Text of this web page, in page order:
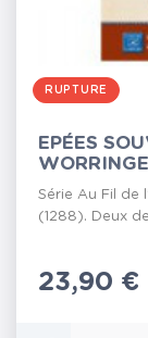
RUPTURE
EPÉES
Série Au Fil de
(1288). Deux
Prix
23,90 €